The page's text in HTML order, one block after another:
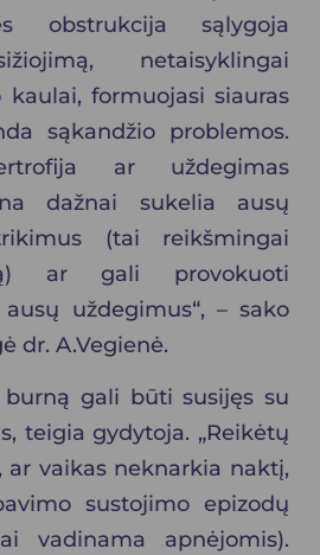
obstrukcija sąlygoja
netaisyklingai
formuojasi siauras
sąkandžio problemos.
ar uždegimas
dažnai sukelia ausų
(tai reikšmingai
ar gali provokuoti
uždegimus“, – sako
dr. A.Vegienė.
burną gali būti susijęs su
teigia gydytoja. „Reikėtų
vaikas neknarkia naktį,
sustojimo epizodų
vadinama apnėjomis).